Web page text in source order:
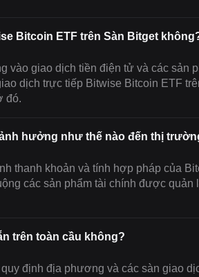
Bitcoin ETF trên Sàn Bitget
vào giao dịch tiền điện tử và các sản
dịch trực tiếp Bitwise Bitcoin ETF
đó.
hưởng như thế nào đến thị
thanh khoản và tính hợp pháp của
các sản phẩm tài chính được quản
trên toàn cầu không?
định địa phương và các sàn giao